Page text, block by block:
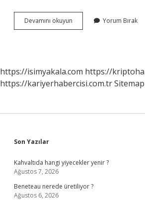
Devamını okuyun
Dosyası
Yorum Bırak
https://isimyakala.com https://
https://kariyerhabercisi.com.trSitemap
Sidebar
Son Yazılar
Kahvaltıda hangi yiyecekler yenir ?
Ağustos 7, 2026
Beneteau nerede üretiliyor ?
Ağustos 6, 2026